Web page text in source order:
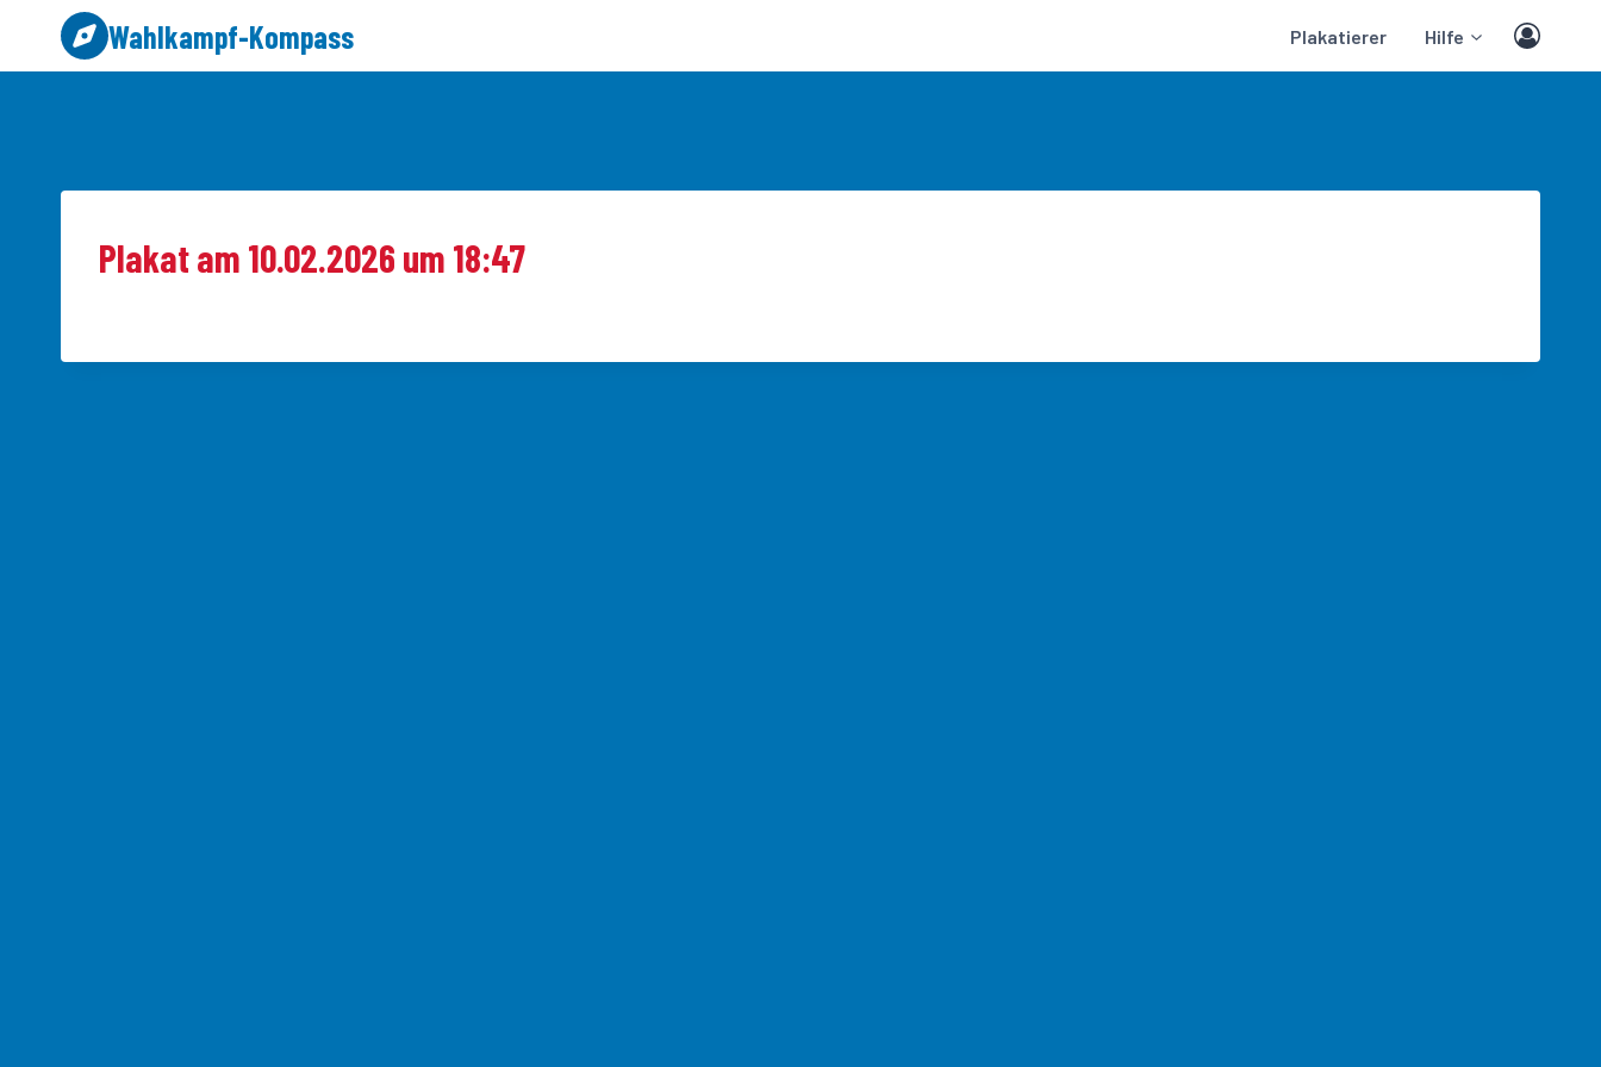
springen
Wahlkampf-Kompass Plakatierer Hilfe
Plakat am 10.02.2026 um 18:47